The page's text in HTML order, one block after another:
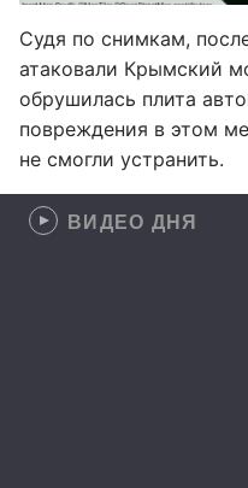
Судя по снимкам,
атаковали Крымский
обрушилась плита
повреждения в этом
не смогли устранить.
ВИДЕО ДНЯ